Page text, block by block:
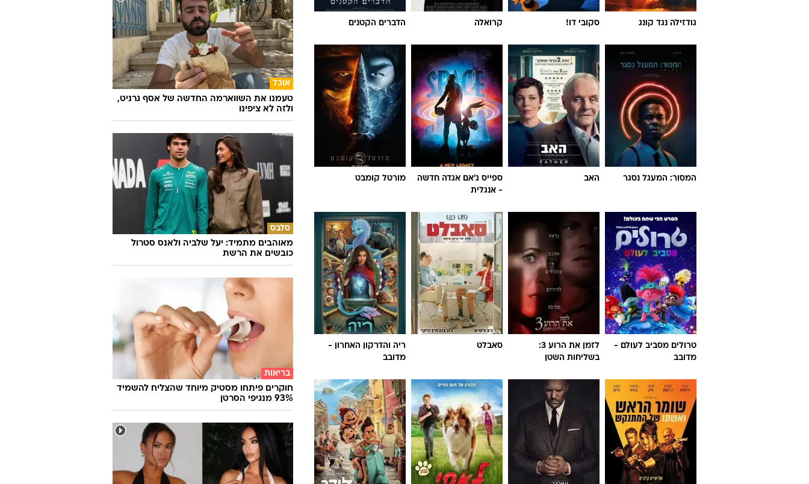
גודזילה נגד קונג סקובי דו! קרואלה הדברים הקטנים
המסור: המעגל נסגר האב
ספייס ג'אם אגדה חדשה
- אנגלית
מורטל קומבט
טרולים מסביב לעולם -
מדובב
לזמן את הרוע 3:
בשליחות השטן
סאבלט
ריה והדרקון האחרון -
מדובב
אוכל
טעמנו את השווארמה החדשה של אסף גרניט,
ולזה לא ציפינו
סלבס
מאוהבים מתמיד: יעל שלביה ולאנס סטרול
כובשים את הרשת
בריאות
חוקרים פיתחו מסטיק מיוחד שהצליח להשמיד
93% מנגיפי הסרטן